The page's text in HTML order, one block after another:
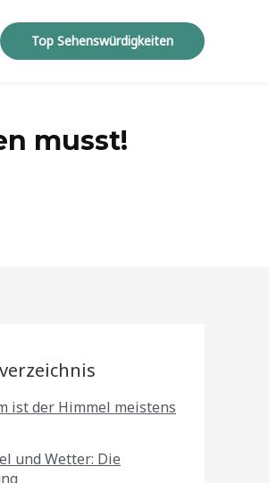
Top Sehenswürdigkeiten
musst!
ist der Himmel meistens
und Wetter: Die